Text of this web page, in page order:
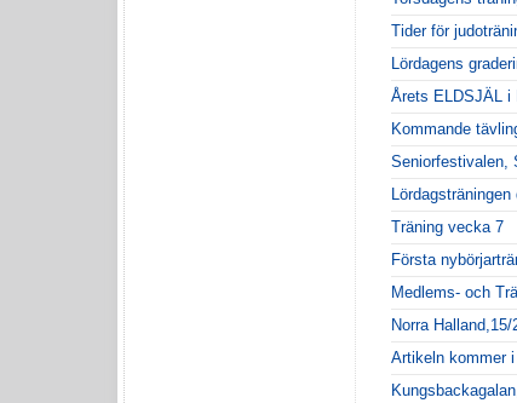
Tider för
Lördagens
Årets ELDSJÄL i
Kommande
Seniorfestivalen,
Träning vecka 7
Första
Medlems- och
Norra Halland,15/
Artikeln kommer